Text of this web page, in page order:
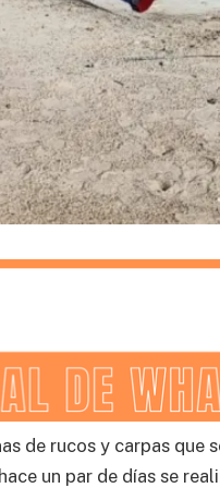
de rucos y carpas que
un par de días se